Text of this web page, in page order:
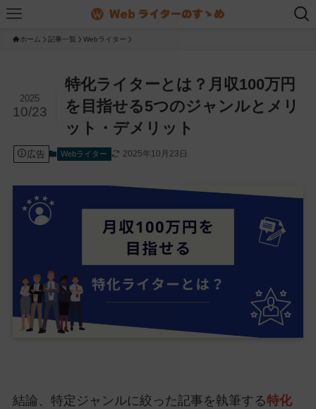
ホーム 記事一覧 Webライター
特化ライターとは？月収100万円
を目指せる5つのジャンルとメリ
ット・デメリット
2025
10/23
広告 Webライター 2025年10月23日
結論、特定ジャンルに絞った記事を執筆する特化